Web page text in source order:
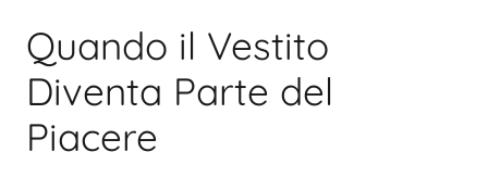
Quando il Vestito
Diventa Parte del
Piacere